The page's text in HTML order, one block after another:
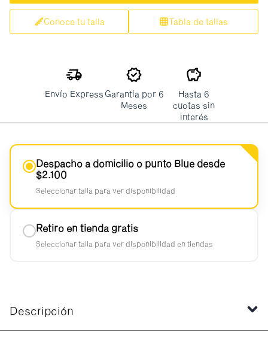
Conoce tu talla Tabla de tallas
Envío Express Garantía por 6
Meses
Hasta 6
cuotas sin
interés
Despacho a domicilio o punto Blue desde
$2.100
Seleccionar talla para ver disponibilidad
Retiro en tienda gratis
Seleccionar talla para ver disponibilidad en tiendas
Descripción